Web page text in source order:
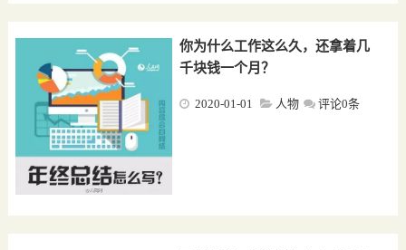
你为什么工作这么久，还拿着几
千块钱一个月？
人物
2020-01-01 评论0条